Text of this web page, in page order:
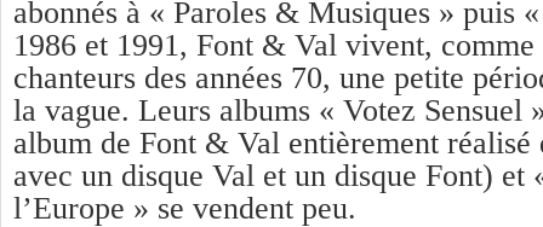
abonnés à « Paroles & Musiques » puis
1986 et 1991, Font & Val vivent, comme
chanteurs des années 70, une petite
la vague. Leurs albums « Votez Sensuel
album de Font & Val entièrement réalisé
avec un disque Val et un disque Font) et
l’Europe » se vendent peu.